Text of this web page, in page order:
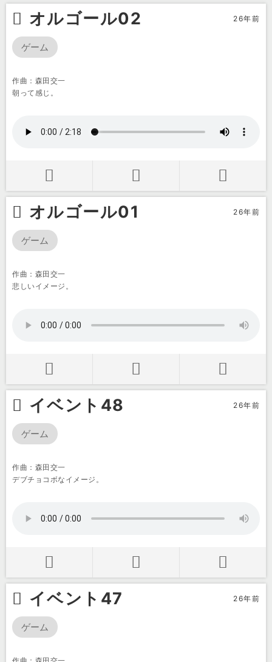
オルゴール02 26年前
ゲーム
作曲：森田交一
朝って感じ。
オルゴール01 26年前
ゲーム
作曲：森田交一
悲しいイメージ。
イベント48 26年前
ゲーム
作曲：森田交一
デブチョコボなイメージ。
イベント47 26年前
ゲーム